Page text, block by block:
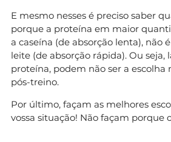
E mesmo nesses é preciso saber
porque a proteína em maior
a caseína (de absorção lenta), não
leite (de absorção rápida). Ou
proteína, podem não ser a escolha
pós-treino.
Por último, façam as melhores
vossa situação! Não façam porque